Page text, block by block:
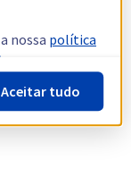
nossa política
Aceitar tudo